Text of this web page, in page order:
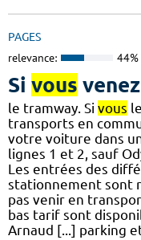
PAGES
relevance: 44%
Si vous
le tramway. Si vous
transports en
votre voiture dans
lignes 1 et 2, sauf
Les entrées des
stationnement sont
pas venir en
bas tarif sont
Arnaud [...] parking